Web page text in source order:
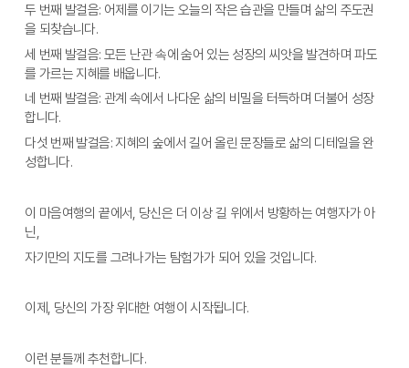
두 번째 발걸음: 어제를 이기는 오늘의 작은 습관을 만들며 삶의 주도권
을 되찾습니다.
세 번째 발걸음: 모든 난관 속에 숨어 있는 성장의 씨앗을 발견하며 파도
를 가르는 지혜를 배웁니다.
네 번째 발걸음: 관계 속에서 나다운 삶의 비밀을 터득하며 더불어 성장
합니다.
다섯 번째 발걸음: 지혜의 숲에서 길어 올린 문장들로 삶의 디테일을 완
성합니다.
이 마음여행의 끝에서, 당신은 더 이상 길 위에서 방황하는 여행자가 아
닌,
자기만의 지도를 그려나가는 탐험가가 되어 있을 것입니다.
이제, 당신의 가장 위대한 여행이 시작됩니다.
이런 분들께 추천합니다.